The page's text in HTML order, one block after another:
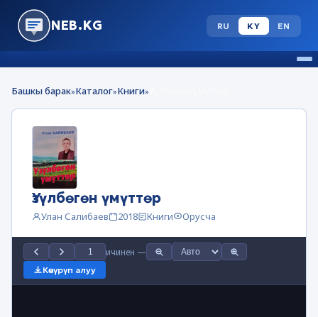
NEB.KG RU KY EN
Башкы барак»Каталог»Книги»
Үзүлбөгөн үмүттөр
Улан Салибаев 2018 Книги Орусча
ичинен —
Көчүрүп алуу